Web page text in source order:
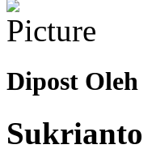
Dipost Oleh
Sukrianto